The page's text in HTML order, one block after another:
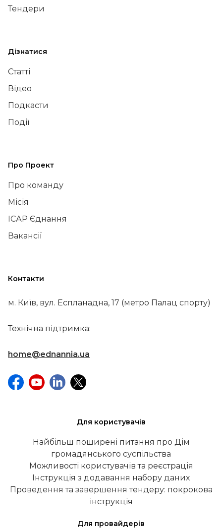
Тендери
Дізнатися
Статті
Відео
Подкасти
Події
Про Проект
Про команду
Місія
ІСАР Єднання
Вакансії
Контакти
м. Київ, вул. Еспланадна, 17 (метро Палац спорту)
Технічна підтримка:
home@ednannia.ua
Для користувачів
Найбільш поширені питання про Дім
громадянського суспільства
Можливості користувачів та реєстрація
Інструкція з додавання набору даних
Проведення та завершення тендеру: покрокова
інструкція
Для провайдерів